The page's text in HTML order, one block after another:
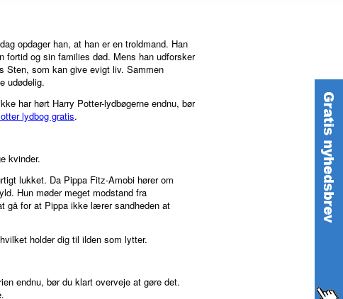
opdager han, at han er en troldmand. Han
og sin families død. Mens han udforsker
Sten, som kan give evigt liv. Sammen
udødelig.
har hørt Harry Potter-lydbøgerne endnu, bør
lydbog gratis.
kvinder.
lukket. Da Pippa Fitz-Amobi hører om
Hun møder meget modstand fra
gå for at Pippa ikke lærer sandheden at
holder dig til ilden som lytter.
endnu, bør du klart overveje at gøre det.